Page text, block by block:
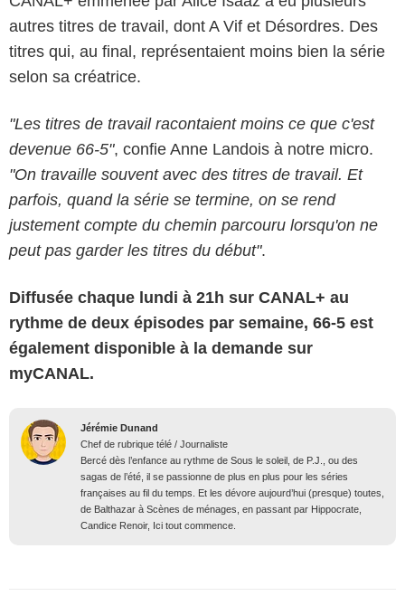
autres titres de travail, dont A Vif et Désordres. Des
titres qui, au final, représentaient moins bien la série
selon sa créatrice.
"Les titres de travail racontaient moins ce que c'est
devenue 66-5", confie Anne Landois à notre micro.
"On travaille souvent avec des titres de travail. Et
parfois, quand la série se termine, on se rend
justement compte du chemin parcouru lorsqu'on ne
peut pas garder les titres du début".
Diffusée chaque lundi à 21h sur CANAL+ au
rythme de deux épisodes par semaine, 66-5 est
également disponible à la demande sur
myCANAL.
Jérémie Dunand
Chef de rubrique télé / Journaliste
Bercé dès l’enfance au rythme de Sous le soleil, de P.J., ou des
sagas de l’été, il se passionne de plus en plus pour les séries
françaises au fil du temps. Et les dévore aujourd’hui (presque) toutes,
de Balthazar à Scènes de ménages, en passant par Hippocrate,
Candice Renoir, Ici tout commence.